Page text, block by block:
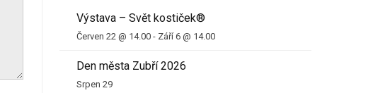
Výstava – Svět kostiček®
Červen 22 @ 14.00 - Září 6 @ 14.00
Den města Zubří 2026
Srpen 29